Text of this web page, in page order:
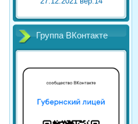
Группа ВКонтакте